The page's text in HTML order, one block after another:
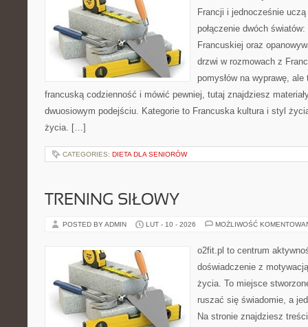
Francji i jednocześnie
połączenie dwóch
Francuskiej oraz
drzwi w rozmowach z
pomysłów na wyprawę,
francuską codzienność i mówić pewniej, tutaj znajdziesz
dwuosiowym podejściu. Kategorie to Francuska kultura i styl
życia. […]
CATEGORIES: DIETA DLA SENIORÓW
TRENING SIŁOWY
POSTED BY ADMIN LUT - 10 - 2026 MOŻLIWOŚĆ
o2fit.pl to centrum
doświadczenie z
życia. To miejsce
ruszać się świadomie, a
Na stronie znajdziesz